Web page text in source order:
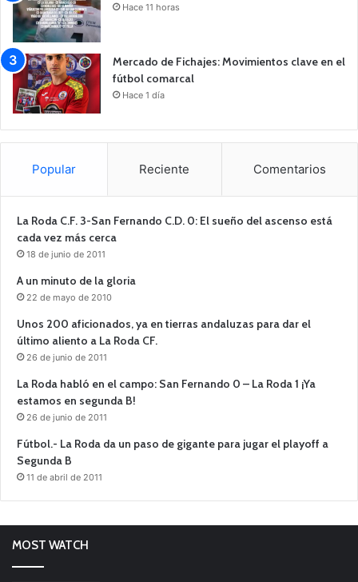
Hace 11 horas
Mercado de Fichajes: Movimientos clave en el
fútbol comarcal
Hace 1 día
Popular Reciente Comentarios
La Roda C.F. 3-San Fernando C.D. 0: El sueño del ascenso está
cada vez más cerca
18 de junio de 2011
A un minuto de la gloria
22 de mayo de 2010
Unos 200 aficionados, ya en tierras andaluzas para dar el
último aliento a La Roda CF.
26 de junio de 2011
La Roda habló en el campo: San Fernando 0 – La Roda 1 ¡Ya
estamos en segunda B!
26 de junio de 2011
Fútbol.- La Roda da un paso de gigante para jugar el playoff a
Segunda B
11 de abril de 2011
MOST WATCH